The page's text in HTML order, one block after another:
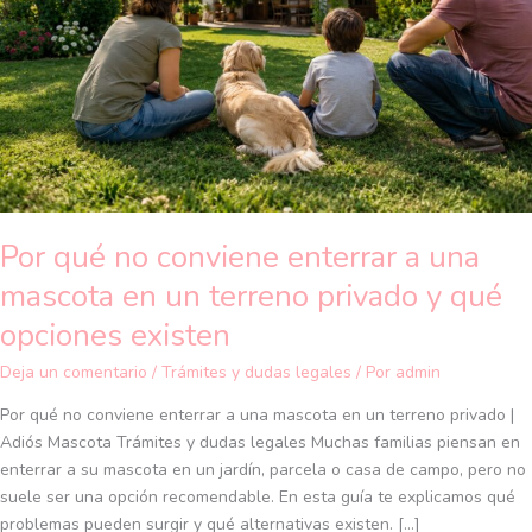
Por qué no conviene enterrar a una
mascota en un terreno privado y qué
opciones existen
Deja un comentario / Trámites y dudas legales / Por admin
Por qué no conviene enterrar a una mascota en un terreno privado |
Adiós Mascota Trámites y dudas legales Muchas familias piensan en
enterrar a su mascota en un jardín, parcela o casa de campo, pero no
suele ser una opción recomendable. En esta guía te explicamos qué
problemas pueden surgir y qué alternativas existen. […]
a
una
mascota
en
un
terreno
privado
y
opciones